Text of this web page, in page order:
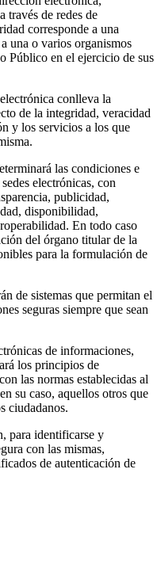
través de redes de
corresponde a una
una o varios organismos
Público en el ejercicio de sus
conlleva la
de la integridad, veracidad
y los servicios a los que
las condiciones e
electrónicas, con
publicidad,
disponibilidad,
En todo caso
del órgano titular de la
para la formulación de
de sistemas que permitan el
seguras siempre que sean
de informaciones,
los principios de
las normas establecidas al
su caso, aquellos otros que
ciudadanos.
para identificarse y
con las mismas,
de autenticación de